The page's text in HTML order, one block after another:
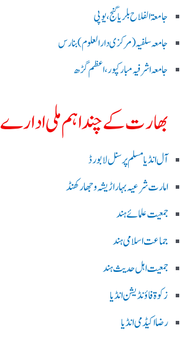
جامعۃ الفلاح بلریاگنج،یوپی
جامعہ سلفیہ(مرکزی دارالعلوم )بنارس
جامعہ اشرفیہ مبارکپور،اعظم گڑھ
بھارت کے چند اہم ملی ادارے
آل انڈیا مسلم پرسنل لا بورڈ
امارت شرعیہ بہار اڑیشہ و جھارکھنڈ
جمعیت علمائے ہند
جماعت اسلامی ہند
جمعیت اہل حدیث ہند
زکوۃ فاؤنڈیشن انڈیا
رضا اکیڈمی انڈیا